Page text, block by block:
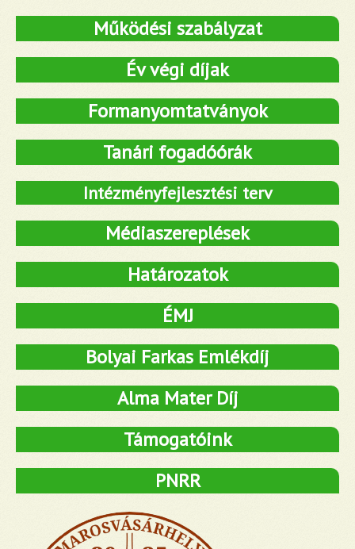
Működési szabályzat
Év végi díjak
Formanyomtatványok
Tanári fogadóórák
Intézményfejlesztési terv
Médiaszereplések
Határozatok
ÉMJ
Bolyai Farkas Emlékdíj
Alma Mater Díj
Támogatóink
PNRR